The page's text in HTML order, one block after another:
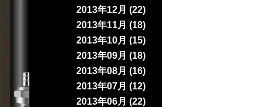
2013年12月 (22)
2013年11月 (18)
2013年10月 (15)
2013年09月 (18)
2013年08月 (16)
2013年07月 (12)
2013年06月 (22)